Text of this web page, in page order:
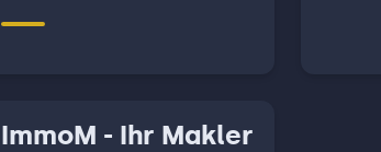
ImmoM - Ihr Makler